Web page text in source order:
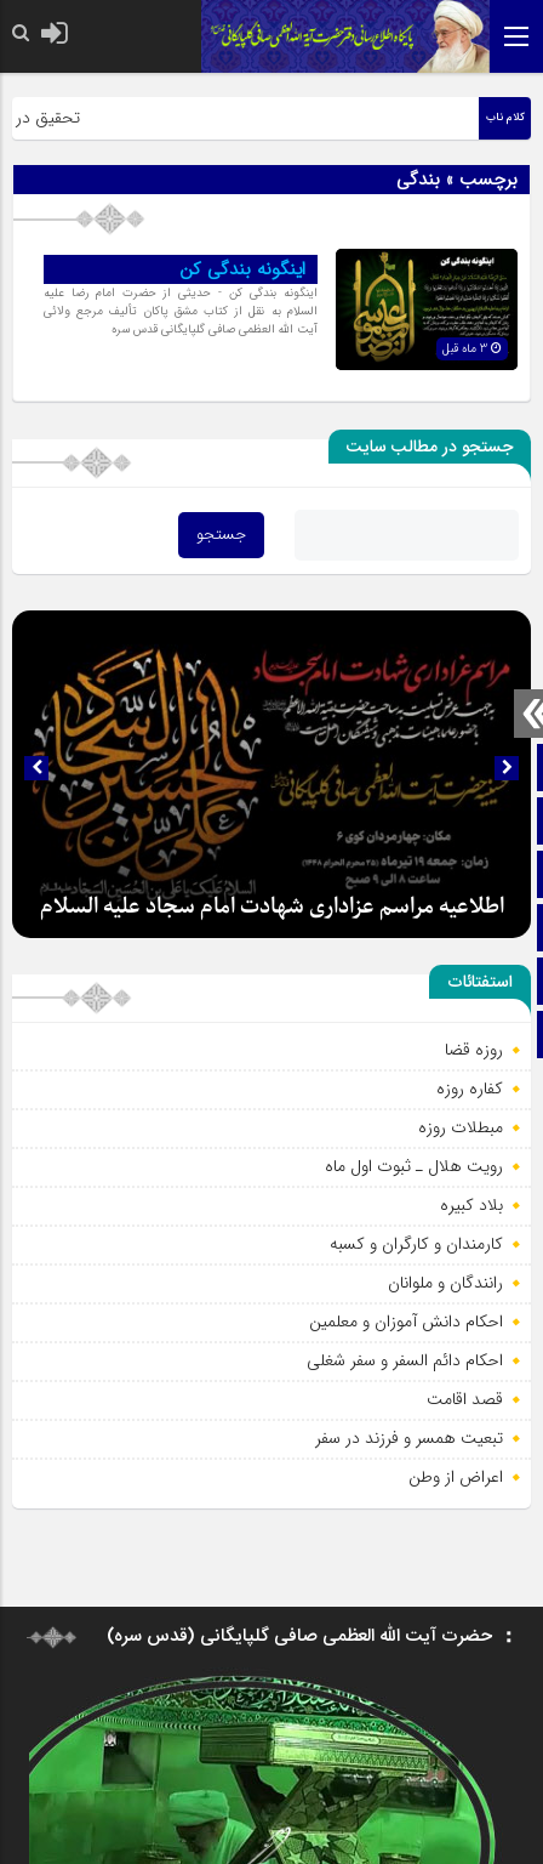
صفحه نخست
آپارات
اینستاگرام
کلام ناب تحقیق در
برچسب » بندگی
اینگونه بندگی کن
اینگونه بندگی کن - حدیثی از حضرت امام رضا علیه
السلام به نقل از کتاب مشق پاکان تألیف مرجع ولائی
آیت الله العظمی صافی گلپایگانی قدس سره
جستجو در مطالب سایت
اطلاعیه مراسم عزاداری شهادت امام سجاد علیه السلام
استفتائات
روزه قضا
کفاره روزه
مبطلات روزه
رویت هلال ـ ثبوت اول ماه
بلاد کبیره
کارمندان و کارگران و کسبه
رانندگان و ملوانان
احکام دانش آموزان و معلمین
احکام دائم السفر و سفر شغلی
قصد اقامت
تبعیت همسر و فرزند در سفر
اعراض از وطن
حضرت آیت الله العظمی صافی گلپایگانی (قدس سره)